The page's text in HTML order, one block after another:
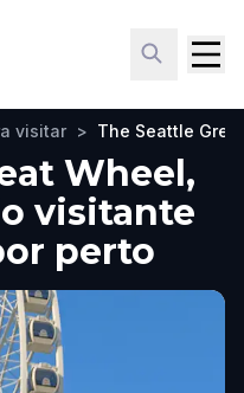
visitar > The Seattle
Wheel,
visitante
perto